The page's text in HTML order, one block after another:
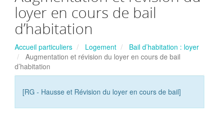
loyer en cours de bail
d’habitation
Accueil particuliers Logement
Bail d’habitation : loyer
Augmentation et révision du loyer en cours de bail
d’habitation
[RG - Hausse et Révision du loyer en cours de bail]